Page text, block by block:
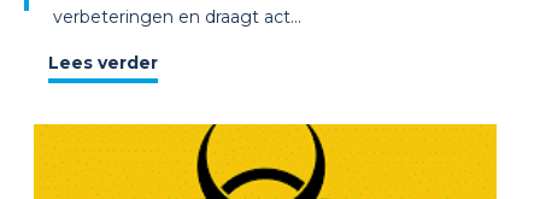
verbeteringen en draagt act...
Lees verder